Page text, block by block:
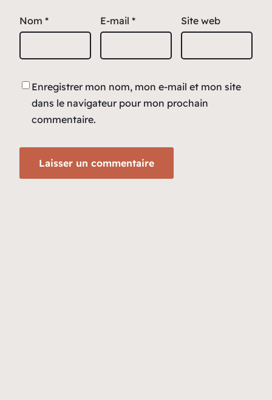
Nom * E-mail * Site web
Enregistrer mon nom, mon e-mail et mon site
dans le navigateur pour mon prochain
commentaire.